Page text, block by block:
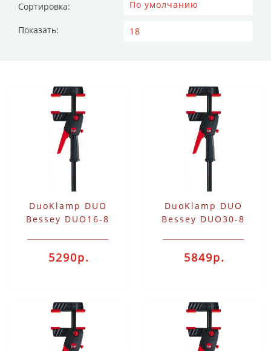
Сортировка:
Показать:
DuoKlamp DUO
Bessey DUO16-8
5290р.
DuoKlamp DUO
Bessey DUO30-8
5849р.